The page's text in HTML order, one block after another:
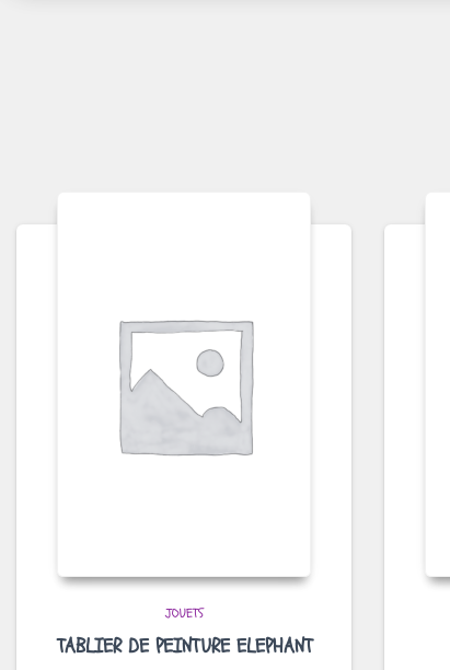
JOUETS
TABLIER DE PEINTURE ELEPHANT